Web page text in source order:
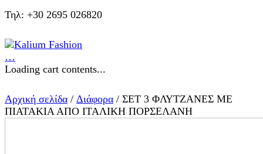
Τηλ: +30 2695 026820
…
Loading cart contents...
Αρχική σελίδα / Διάφορα / ΣΕΤ 3 ΦΛΥΤΖΑΝΕΣ ΜΕ
ΠΙΑΤΑΚΙΑ ΑΠΟ ΙΤΑΛΙΚΗ ΠΟΡΣΕΛΑΝΗ